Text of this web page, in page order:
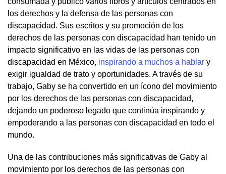
los derechos y la defensa de las personas con
discapacidad. Sus escritos y su promoción de los
derechos de las personas con discapacidad han tenido un
impacto significativo en las vidas de las personas con
discapacidad en México, inspirando a muchos a hablar y
exigir igualdad de trato y oportunidades. A través de su
trabajo, Gaby se ha convertido en un ícono del movimiento
por los derechos de las personas con discapacidad,
dejando un poderoso legado que continúa inspirando y
empoderando a las personas con discapacidad en todo el
mundo.
Una de las contribuciones más significativas de Gaby al
movimiento por los derechos de las personas con